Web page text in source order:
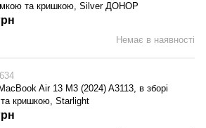
та кришкою, Silver ДОНОР
Немає в наявності
Air 13 M3 (2024) A3113, в зборі
кришкою, Starlight